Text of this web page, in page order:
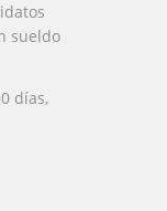
sueldo
días,